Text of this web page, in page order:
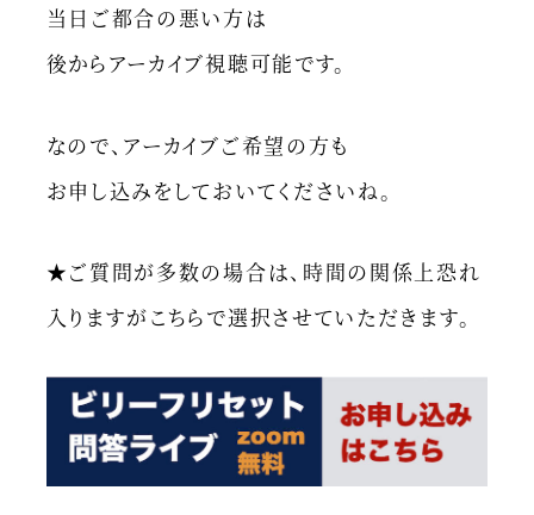
当日ご都合の悪い方は
後からアーカイブ視聴可能です。
なので、アーカイブご希望の方も
お申し込みをしておいてくださいね。
★ご質問が多数の場合は、時間の関係上恐れ
入りますがこちらで選択させていただきます。